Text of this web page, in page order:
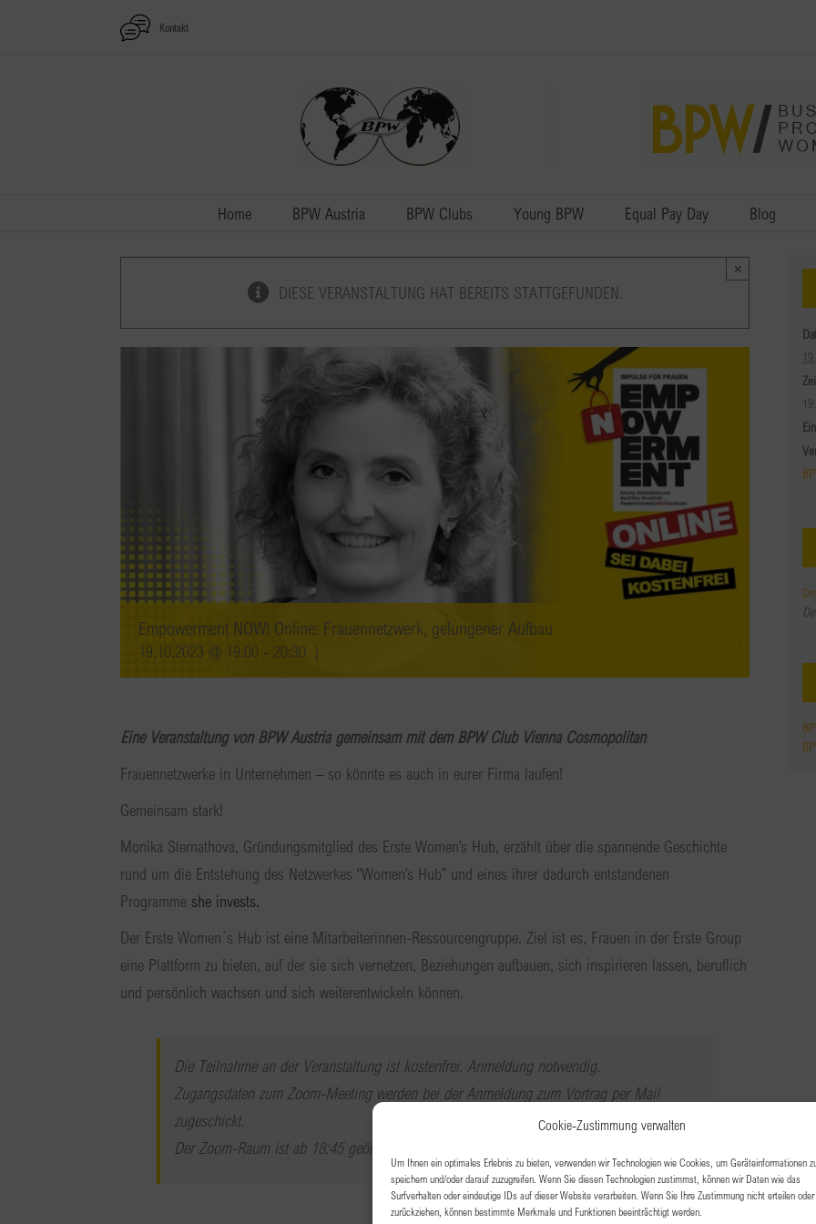
Cookie-Zustimmung verwalten
Um Ihnen ein optimales Erlebnis zu bieten, verwenden wir Technologien wie Cookies, um Geräteinformationen
speichern und/oder darauf zuzugreifen. Wenn Sie diesen Technologien zustimmst, können wir Daten wie das
Surfverhalten oder eindeutige IDs auf dieser Website verarbeiten. Wenn Sie Ihre Zustimmung nicht erteilen oder
zurückziehen, können bestimmte Merkmale und Funktionen beeinträchtigt werden.
Kontakt
Home BPW Austria BPW Clubs Young BPW Equal Pay Day Blog
DIESE VERANSTALTUNG HAT BEREITS STATTGEFUNDEN.
×
Empowerment NOW! Online: Frauennetzwerk, gelungener Aufbau
19.10.2023 @ 19:00 - 20:30
Eine Veranstaltung von BPW Austria gemeinsam mit dem BPW Club Vienna Cosmopolitan
Frauennetzwerke in Unternehmen – so könnte es auch in eurer Firma laufen!
Gemeinsam stark!
Monika Sternathova, Gründungsmitglied des Erste Women’s Hub, erzählt über die spannende Geschichte
rund um die Entstehung des Netzwerkes “Women’s Hub” und eines ihrer dadurch entstandenen
Programme she invests.
Der Erste Women´s Hub ist eine Mitarbeiterinnen-Ressourcengruppe. Ziel ist es, Frauen in der Erste Group
eine Plattform zu bieten, auf der sie sich vernetzen, Beziehungen aufbauen, sich inspirieren lassen, beruflich
und persönlich wachsen und sich weiterentwickeln können.
Die Teilnahme an der Veranstaltung ist kostenfrei. Anmeldung notwendig.
Zugangsdaten zum Zoom-Meeting werden bei der Anmeldung zum Vortrag per Mail
zugeschickt.
Der Zoom-Raum ist ab 18:45 geöffnet, die Veranstaltung beginnt pünktlich um 19:00 Uhr.